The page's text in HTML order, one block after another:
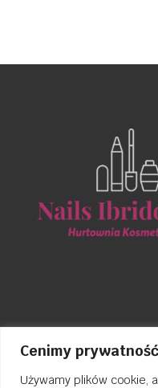
Cenimy
Używamy plików cookie,